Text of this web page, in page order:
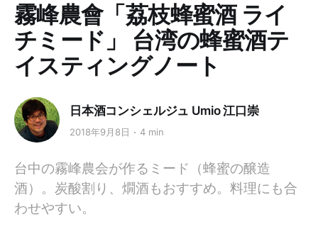
霧峰農會「荔枝蜂蜜酒 ライ
チミード」 台湾の蜂蜜酒テ
イスティングノート
日本酒コンシェルジュ Umio 江口崇
2018年9月8日 4 min
台中の霧峰農会が作るミード（蜂蜜の醸造
酒）。炭酸割り、燗酒もおすすめ。料理にも合
わせやすい。